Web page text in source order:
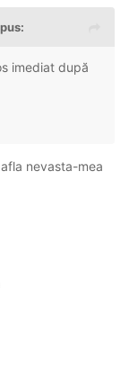
imediat după
nevasta-mea